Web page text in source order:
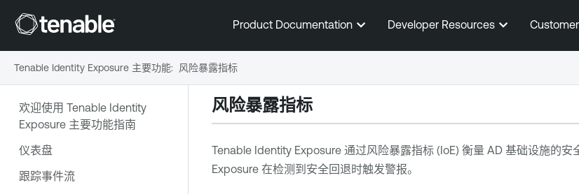
跳到主内容
Product Documentation Developer Resources
欢迎使用 Tenable Identity
Exposure 主要功能指南
仪表盘
跟踪事件流
风险暴露指标
Tenable Identity Exposure通过风险暴露指标 (IoE) 衡量 AD 基础设施的安
Exposure在检测到安全回退时触发警报。
Tenable Identity Exposure 主要功能: 风险暴露指标